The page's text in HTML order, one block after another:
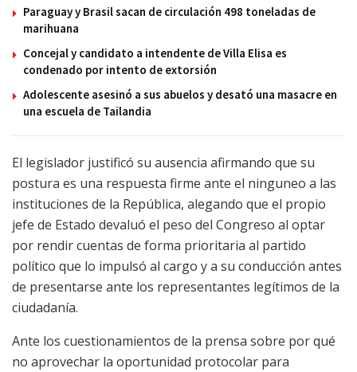
Paraguay y Brasil sacan de circulación 498 toneladas de
marihuana
Concejal y candidato a intendente de Villa Elisa es
condenado por intento de extorsión
Adolescente asesinó a sus abuelos y desató una masacre en
una escuela de Tailandia
El legislador justificó su ausencia afirmando que su
postura es una respuesta firme ante el ninguneo a las
instituciones de la República, alegando que el propio
jefe de Estado devaluó el peso del Congreso al optar
por rendir cuentas de forma prioritaria al partido
político que lo impulsó al cargo y a su conducción antes
de presentarse ante los representantes legítimos de la
ciudadanía.
Ante los cuestionamientos de la prensa sobre por qué
no aprovechar la oportunidad protocolar para